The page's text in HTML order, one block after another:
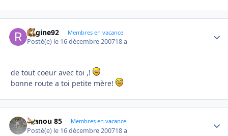
Regine92 Membres en vacance
Posté(e) le 16 décembre 200718 a
de tout coeur avec toi ,!
bonne route a toi petite mère!
manou 85 Membres en vacance
Posté(e) le 16 décembre 200718 a